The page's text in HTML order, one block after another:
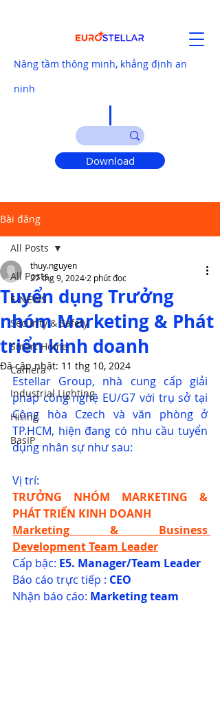
Nâng tầm thông minh, khẳng định an
ninh
Download
Bài đăng
All Posts
E-NEWS
Security & Safety
Smart Home
Camera
Industrial Lighting
Hiring
BasIP
All Posts
Tuyển dụng Trưởng
nhóm Marketing & Phát
triển kinh doanh
thuy.nguyen
27 thg 9, 2024 2 phút đọc
Đã cập nhật: 11 thg 10, 2024
Estellar Group, nhà cung cấp giải
pháp công nghệ EU/G7 với trụ sở tại
Cộng hòa Czech và văn phòng ở
TP.HCM, hiện đang có nhu cầu tuyển
dụng nhân sự như sau:
Vị trí:
TRƯỞNG NHÓM MARKETING &
PHÁT TRIỂN KINH DOANH
Marketing & Business
Development Team Leader
Cấp bậc: E5. Manager/Team Leader
Báo cáo trực tiếp : CEO
Nhận báo cáo: Marketing team